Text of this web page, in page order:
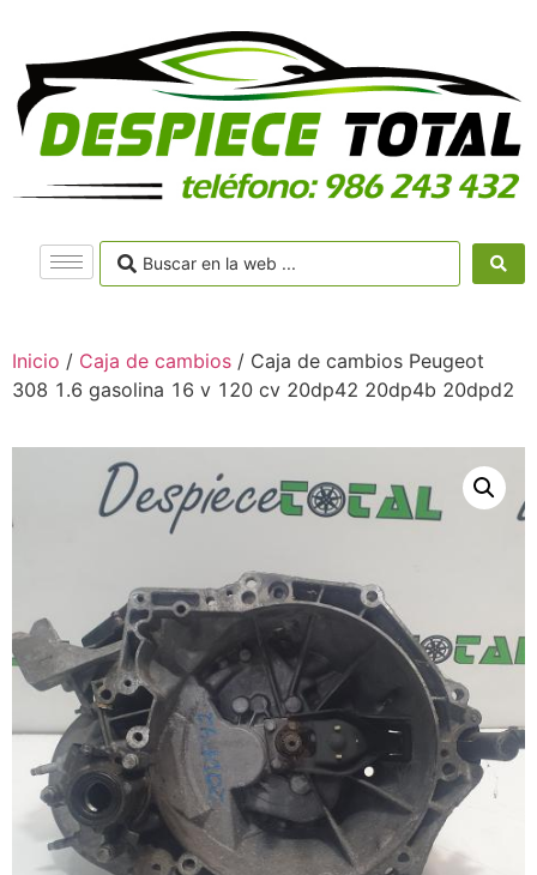
Inicio / Caja de cambios / Caja de cambios Peugeot
308 1.6 gasolina 16 v 120 cv 20dp42 20dp4b 20dpd2